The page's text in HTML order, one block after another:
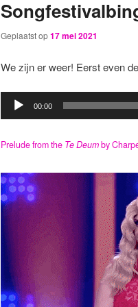
Geplaatst op17 mei 2021
We zijn er weer! Eerst even
Audiospeler
00:00
Prelude from the Te Deumby